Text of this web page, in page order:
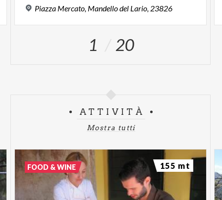
Piazza Mercato, Mandellodel Lario, 23826
1 20
ATTIVITÀ
Mostra tutti
FOOD & WINE 155 mt